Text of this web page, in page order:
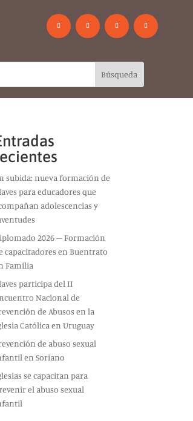
subida: nueva formación de
para educadores que
adolescencias y
2026 – Formación
capacitadores en Buentrato
Familia
participa del II
Nacional de
de Abusos en la
Católica en Uruguay
de abuso sexual
en Soriano
se capacitan para
el abuso sexual